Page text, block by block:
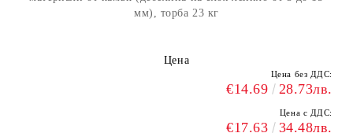
мм), торба 23 кг
Цена
Цена без ДДС:
€14.69 28.73лв.
Цена с ДДС:
€17.63 34.48лв.